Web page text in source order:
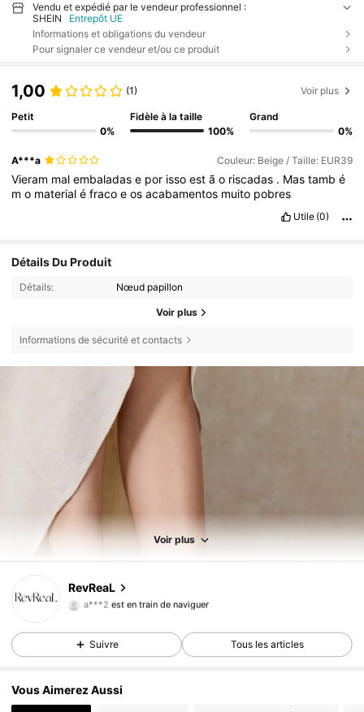
Vendu et expédié par le vendeur professionnel :
SHEIN
Entrepôt UE
Informations et obligations du vendeur
Pour signaler ce vendeur et/ou ce produit
1,00 (1) Voir plus
Petit
0%
Fidèle à la taille
100%
Grand
0%
A***a Couleur: Beige / Taille: EUR39
Vieram malembaladase por issoestão riscadas . Mastambé
mo materialéfracoeosacabamentos muito pobres
Utile (0)
Détails Du Produit
Détails: Nœud papillon
Voir plus
Informations de sécurité et contacts
Voir plus
RevReaL
4,89
6.1K Suiveurs
a***2est en train de naviguer
4,89
6.1K Suiveurs
4,89 6.1K Suiveurs
4,89 6.1K Suiveurs
Suivre Tous les articles
Vous Aimerez Aussi